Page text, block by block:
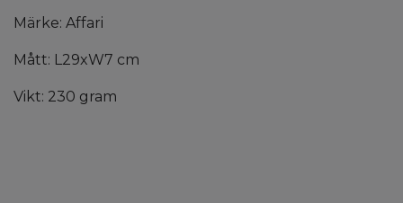
Märke: Affari
Mått: L29xW7 cm
Vikt: 230 gram